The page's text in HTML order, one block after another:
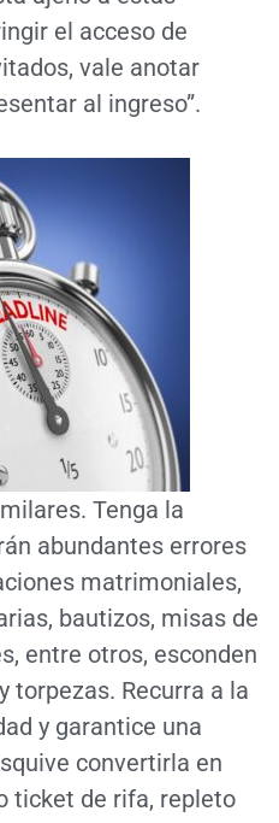
el acceso de
vale anotar
al ingreso”.
Tenga la
abundantes errores
matrimoniales,
bautizos, misas de
entre otros, esconden
torpezas. Recurra a la
y garantice una
convertirla en
ticket de rifa, repleto